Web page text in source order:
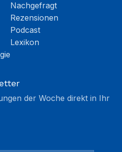
Nachgefragt
Rezensionen
Podcast
Lexikon
der Woche direkt in Ihr